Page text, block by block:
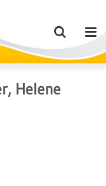
Helene